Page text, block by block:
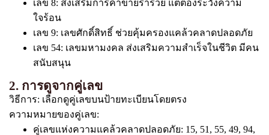
เลข 8: ส่งเสริมการค้าขายร่ำรวย แต่ต้องระวังความ
ใจร้อน
เลข 9: เลขศักดิ์สิทธิ์ ช่วยคุ้มครองแคล้วคลาดปลอดภัย
เลข 54: เลขมหามงคล ส่งเสริมความสำเร็จในชีวิต มีคน
สนับสนุน
2. การดูจากคู่เลข
วิธีการ: เลือกดูคู่เลขบนป้ายทะเบียนโดยตรง
ความหมายของคู่เลข:
คู่เลขแห่งความแคล้วคลาดปลอดภัย: 15, 51, 55, 49, 94,